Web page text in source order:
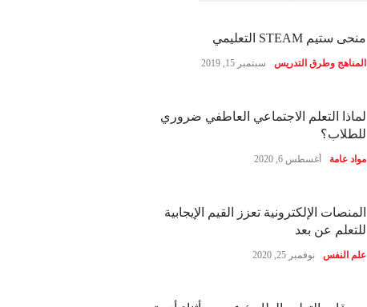
منحى ستيم STEAM التعليمي
المناهج وطرق التدريس سبتمبر 15, 2019
لماذا التعلم الاجتماعي العاطفي ضروري
للطلاب؟
مواد عامة أغسطس 6, 2020
المنصات الإلكترونية تعزز القيم الإيجابية
للتعلم عن بعد
علم النفس نوفمبر 25, 2020